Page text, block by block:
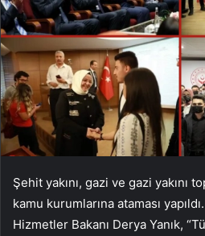
Şehit yakını, gazi ve gazi yakını
kamu kurumlarına ataması
Hizmetler Bakanı Derya Yanık,